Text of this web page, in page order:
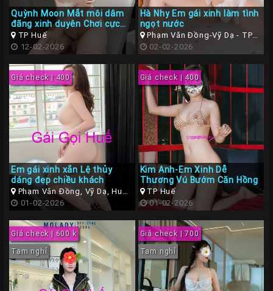
Quỳnh Moon Mắt môi dâm
đãng xinh duyên Chơi cực
phê
TP Huế
12-02-2026
Hà Nhy Em gái xinh làm tình
ngọt nước
Phạm Văn Đồng-Vỹ Dạ - TP
Huế ( Thừa Thiên Huế )
02-02-2026
Giá check | 400
Em gái xinh xắn Lệ thủy
dáng đẹp chiều khách
Phạm Văn Đồng, Vỹ Dạ, Huế,
Thừa Thiên Huế
01-02-2026
Giá check | 400
Kim Anh-Em Xinh Dễ
Thương Vú Bướm Căn Hồng
TP Huế
01-02-2026
Giá check | 600 k
Tạm nghỉ
Giá check | 700
Tạm nghỉ